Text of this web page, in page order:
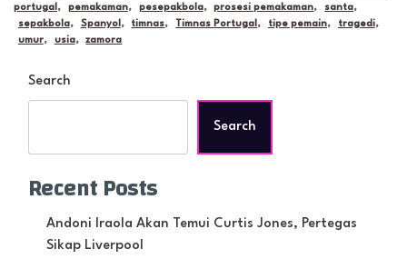
portugal, pemakaman, pesepakbola, prosesi pemakaman, santa,
sepakbola, Spanyol, timnas, Timnas Portugal, tipe pemain, tragedi,
umur, usia, zamora
Search
Search
Recent Posts
Andoni Iraola Akan Temui Curtis Jones, Pertegas
Sikap Liverpool